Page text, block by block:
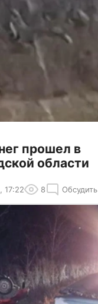
прошел в
области
17:22 8 Обсудить